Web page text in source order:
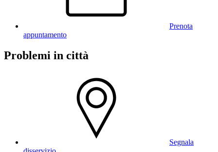
Prenota
appuntamento
Problemi in città
Segnala